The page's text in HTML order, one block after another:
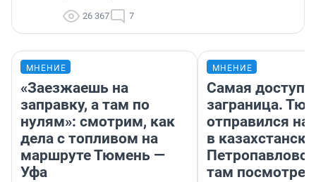
26 367 7
МНЕНИЕ
«Заезжаешь на
заправку, а там по
нулям»: смотрим, как
дела с топливом на
маршруте Тюмень —
Уфа
МНЕНИЕ
Самая
заграница.
отправился
в
там